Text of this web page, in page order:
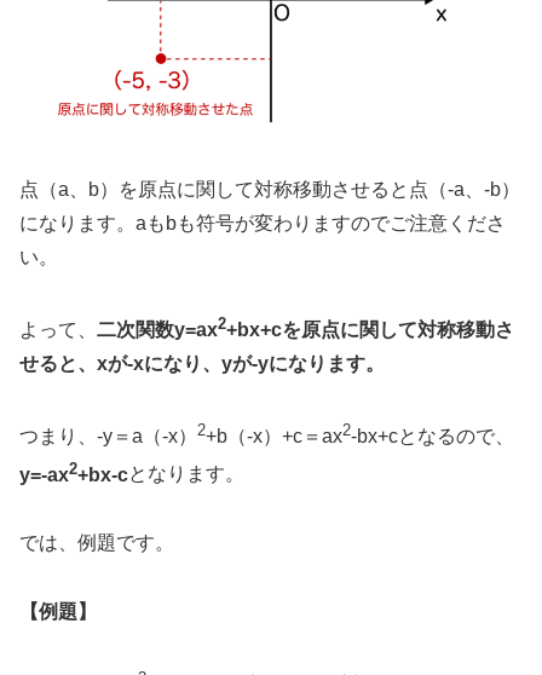
点（a、b）を原点に関して対称移動させると点（-a、-b）
になります。aもbも符号が変わりますのでご注意くださ
い。
よって、 二次関数y=ax2+bx+cを原点に関して対称移動さ
せると、xが-xになり、yが-yになります。
つまり、-y＝a（-x） 2+b（-x）+c＝ax2-bx+cとなるので、
y=-ax2+bx-cとなります。
では、例題です。
【例題】